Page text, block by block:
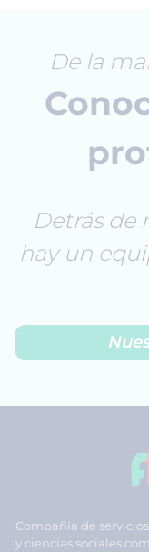
De la
Detrás de
hay un
Compañía de
y ciencias sociales